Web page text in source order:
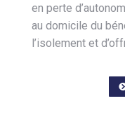
en perte
au domicile du
l’isolement et